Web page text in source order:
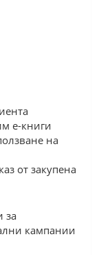
е-книги
на
от закупена
за
кампании